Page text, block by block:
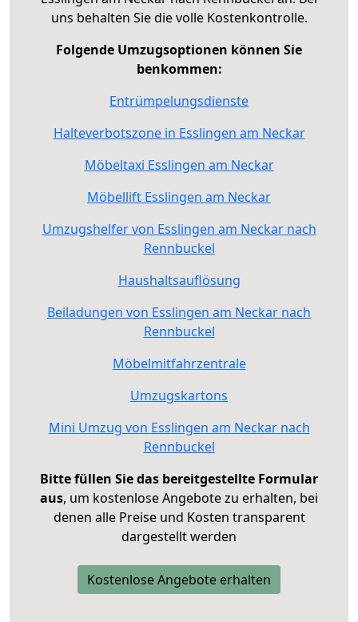
uns behalten Sie die volle Kostenkontrolle.
Folgende Umzugsoptionen können Sie
benkommen:
Entrümpelungsdienste
Halteverbotszone in Esslingen am Neckar
Möbeltaxi Esslingen am Neckar
Möbellift Esslingen am Neckar
Umzugshelfer von Esslingen am Neckar nach
Rennbuckel
Haushaltsauflösung
Beiladungen von Esslingen am Neckar nach
Rennbuckel
Möbelmitfahrzentrale
Umzugskartons
Mini Umzug von Esslingen am Neckar nach
Rennbuckel
Bitte füllen Sie das bereitgestellte Formular
aus, um kostenlose Angebote zu erhalten, bei
denen alle Preise und Kosten transparent
dargestellt werden
Kostenlose Angebote erhalten